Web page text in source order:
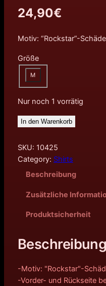
24,90€
Motiv: “Rockstar”-
Größe
M
Nur noch 1 vorrätig
In den Warenkorb
SKU: 10425
Category: Shirts
Beschreibung
Zusätzliche
Produktsicherheit
Beschreibung
-Motiv: "Rockstar"-
-Vorder- und Rückseite